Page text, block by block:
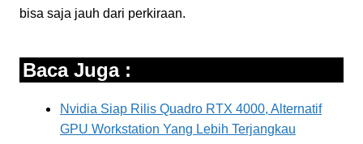
bisa saja jauh dari perkiraan.
Baca Juga :
Nvidia Siap Rilis Quadro RTX 4000, Alternatif
GPU Workstation Yang Lebih Terjangkau